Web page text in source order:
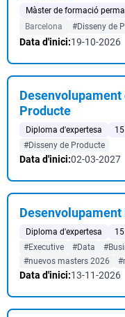
Màster de formació
Barcelona
#Disseny de
Data d'inici:19-10-2026
Producte
Diploma d'expertesa
#Disseny de Producte
Data d'inici:02-03-2027
Desenvolupament
Diploma d'expertesa
#Executive
#Data
#nuevos masters 2026
Data d'inici:13-11-2026